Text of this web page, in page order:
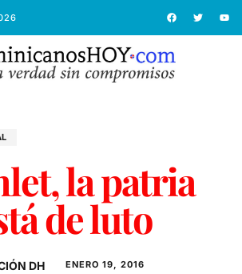
la patria
de luto
DH ENERO 19, 2016